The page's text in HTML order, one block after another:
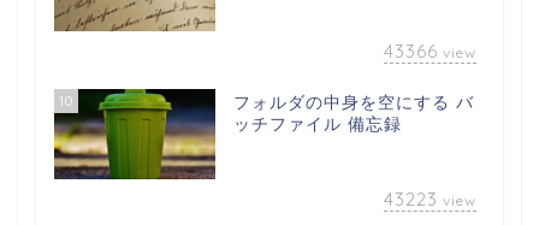
43366 view
10
フォルダの中身を空にする バ
ッチファイル 備忘録
43223 view